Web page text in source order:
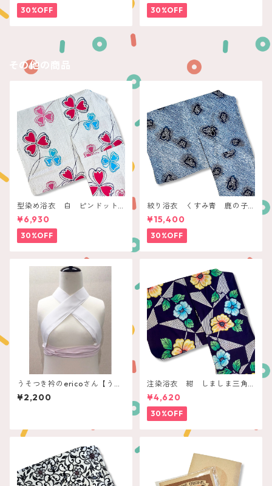
30%OFF 30%OFF
その他の商品
型染め浴衣 白 ピンドット
にクローバー
¥6,930
30%OFF
絞り浴衣 くすみ青 鹿の子
にプチ蝶々
¥15,400
30%OFF
うそつき衿のericoさん【うさ
ぎやoriginal】
¥2,200
注染浴衣 紺 しましま三角
とお花
¥4,620
30%OFF